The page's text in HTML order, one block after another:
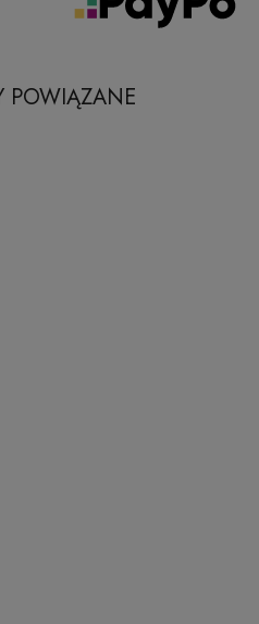
POWIĄZANE